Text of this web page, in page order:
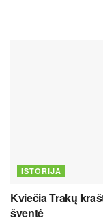
ISTORIJA
Kviečia Trakų
šventė